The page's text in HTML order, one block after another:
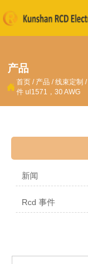
产品
 首页 / 产品 /线束定制 /
件 ul1571，30 AWG
新闻
Rcd 事件